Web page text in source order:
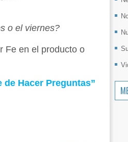
o el viernes?
Fe en el producto o
de Hacer Preguntas”